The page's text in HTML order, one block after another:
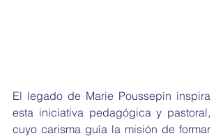
El legado de Marie Poussepin inspira
esta iniciativa pedagógica y pastoral,
cuyo carisma guía la misión de formar